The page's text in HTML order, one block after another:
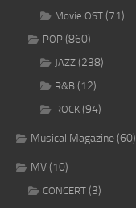
Movie OST (71)
POP (860)
JAZZ (238)
R&B (12)
ROCK (94)
Musical Magazine(60)
MV(10)
CONCERT (3)